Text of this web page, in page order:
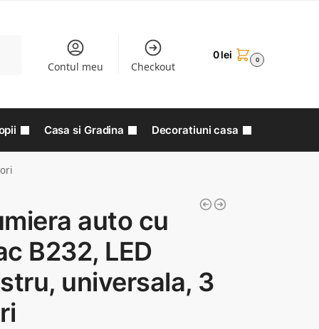
Contul meu Checkout
0lei 0
Casa si Gradina Decoratiuni casa
auto cu
B232, LED
universala, 3